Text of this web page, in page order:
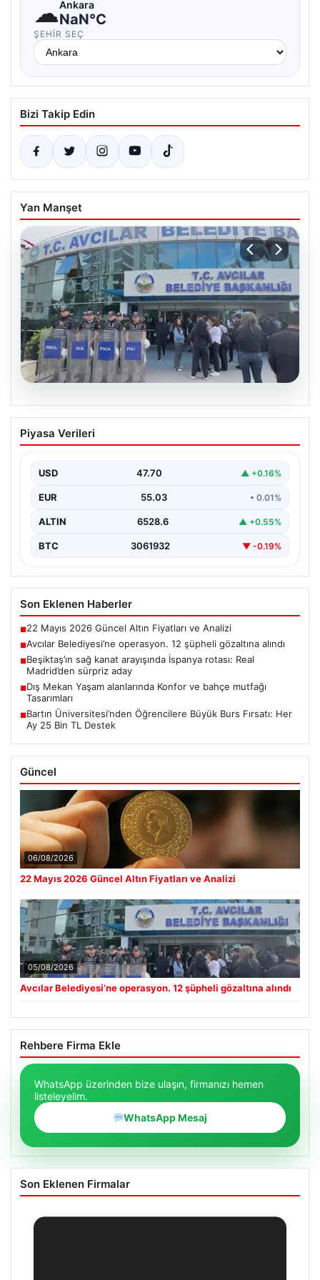
☁Ankara
NaN°C
ŞEHIR SEÇ
Bizi Takip Edin
Yan Manşet
05.08.2026
Avcılar Belediyesi’ne operasyon. 12
şüpheli gözaltına alındı
Piyasa Verileri
USD 47.70 ▲ +0.16%
EUR 55.03 • 0.01%
ALTIN 6528.6 ▲ +0.55%
BTC 3061932 ▼ -0.19%
Son Eklenen Haberler
■22 Mayıs 2026 Güncel Altın Fiyatları ve Analizi
■Avcılar Belediyesi’ne operasyon. 12 şüpheli gözaltına alındı
■Beşiktaş’ın sağ kanat arayışında İspanya rotası: Real
Madrid’den sürpriz aday
■Dış Mekan Yaşam alanlarında Konfor ve bahçe mutfağı
Tasarımları
■Bartın Üniversitesi’nden Öğrencilere Büyük Burs Fırsatı: Her
Ay 25 Bin TL Destek
Güncel
06/08/2026
22 Mayıs 2026 Güncel Altın Fiyatları ve Analizi
05/08/2026
Avcılar Belediyesi’ne operasyon. 12 şüpheli gözaltına alındı
Rehbere Firma Ekle
WhatsApp üzerinden bize ulaşın, firmanızı hemen
listeleyelim.
WhatsApp Mesaj
Son Eklenen Firmalar